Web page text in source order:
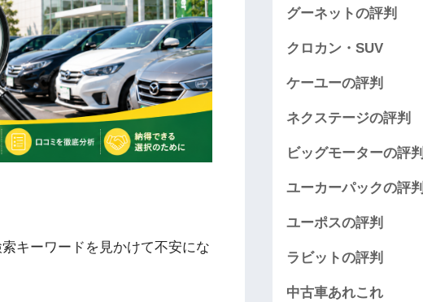
キーワードを見かけて不安にな
グーネットの評判
クロカン・SUV
ケーユーの評判
ネクステージの評判
ビッグモーターの評判
ユーカーパックの評判
ユーポスの評判
ラビットの評判
中古車あれこれ